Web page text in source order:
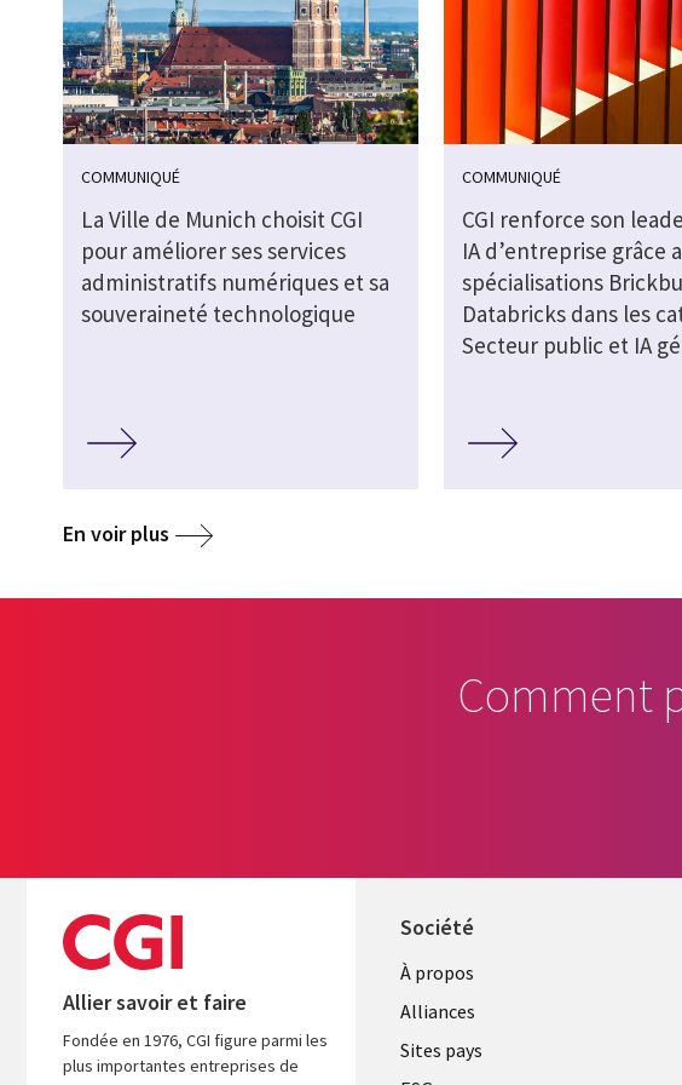
COMMUNIQUÉ
La Ville de Munich choisit CGI
pour améliorer ses services
administratifs numériques et sa
souveraineté technologique
COMMUNIQUÉ
CGI renforce son
IA d’entreprise grâce
spécialisations
Databricks dans les
Secteur public et IA
En voir plus
Comment
Allier savoir et faire
Fondée en 1976, CGI figure parmi les
plus importantes entreprises de
Société
À propos
Alliances
Sites pays